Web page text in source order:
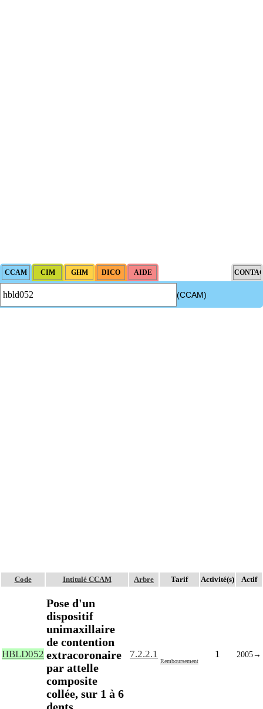
(CCAM)
Code Intitulé CCAM Arbre Tarif Activité(s) Actif
HBLD052
Pose d'un
dispositif
unimaxillaire
de contention
extracoronaire
par attelle
composite
collée, sur 1 à 6
dents
7.2.2.1
Remboursement
1 2005→